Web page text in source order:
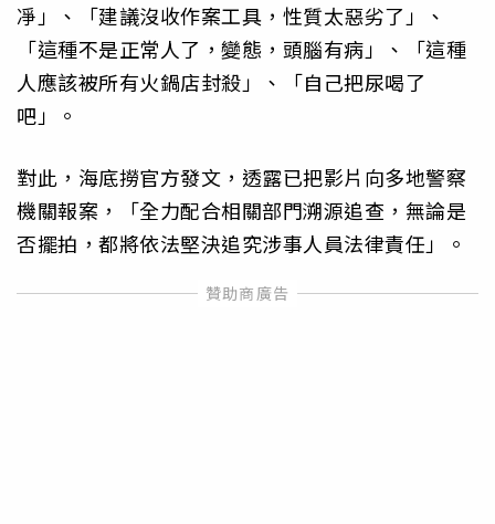
凈」、「建議沒收作案工具，性質太惡劣了」、
「這種不是正常人了，變態，頭腦有病」、「這種
人應該被所有火鍋店封殺」、「自己把尿喝了
吧」。
對此，海底撈官方發文，透露已把影片向多地警察
機關報案，「全力配合相關部門溯源追查，無論是
否擺拍，都將依法堅決追究涉事人員法律責任」。